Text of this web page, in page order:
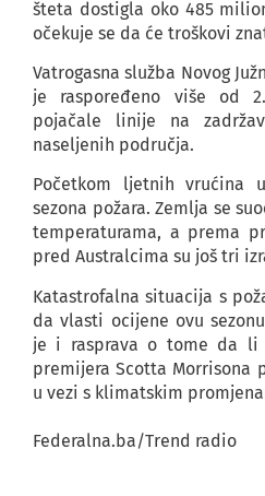
šteta dostigla oko 485
očekuje se da će troškovi
Vatrogasna služba Novog
je raspoređeno više od
pojačale linije na
naseljenih područja.
Početkom ljetnih vrućina
sezona požara. Zemlja se
temperaturama, a prema
pred Australcima su još tri
Katastrofalna situacija s
da vlasti ocijene ovu
je i rasprava o tome da li
premijera Scotta Morrisona
u vezi s klimatskim
Federalna.ba/Trend radio